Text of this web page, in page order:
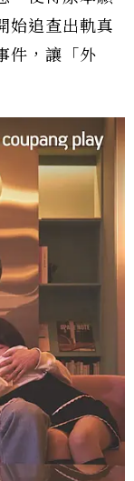
始追查出軌真
件，讓「外